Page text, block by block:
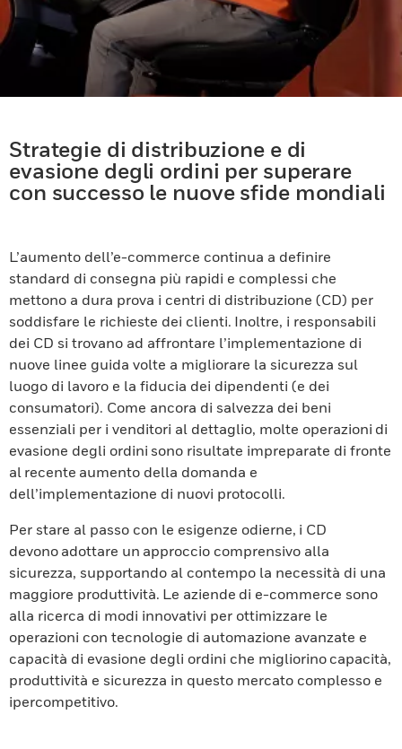
Strategie di distribuzione e di
evasione degli ordini per superare
con successo le nuove sfide mondiali
L’aumento dell’e-commerce continua a definire
standard di consegna più rapidi e complessi che
mettono a dura prova i centri di distribuzione (CD) per
soddisfare le richieste dei clienti. Inoltre, i responsabili
dei CD si trovano ad affrontare l’implementazione di
nuove linee guida volte a migliorare la sicurezza sul
luogo di lavoro e la fiducia dei dipendenti (e dei
consumatori). Come ancora di salvezza dei beni
essenziali per i venditori al dettaglio, molte operazioni di
evasione degli ordini sono risultate impreparate di fronte
al recente aumento della domanda e
dell’implementazione di nuovi protocolli.
Per stare al passo con le esigenze odierne, i CD
devono adottare un approccio comprensivo alla
sicurezza, supportando al contempo la necessità di una
maggiore produttività. Le aziende di e-commerce sono
alla ricerca di modi innovativi per ottimizzare le
operazioni con tecnologie di automazione avanzate e
capacità di evasione degli ordini che migliorino capacità,
produttività e sicurezza in questo mercato complesso e
ipercompetitivo.